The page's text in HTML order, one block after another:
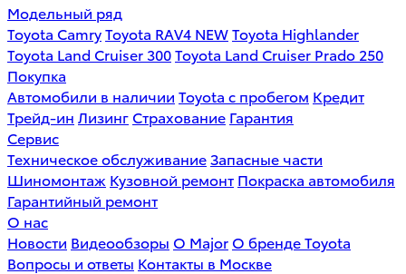
Модельный ряд
Toyota CamryToyota RAV4 NEWToyota Highlander
Toyota Land Cruiser 300Toyota Land Cruiser Prado 250
Покупка
Автомобили в наличии Toyota с пробегом Кредит
Трейд-ин Лизинг Страхование Гарантия
Сервис
Техническое обслуживаниеЗапасные части
Шиномонтаж Кузовной ремонт Покраска автомобиля
Гарантийный ремонт
О нас
Новости Видеообзоры О Major О бренде Toyota
Вопросы и ответы Контакты в Москве